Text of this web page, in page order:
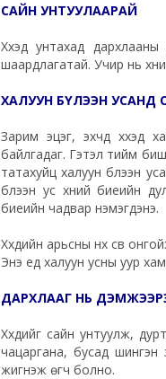
САЙН УНТУУЛААРАЙ
Хүүхэд унтахад
шаардлагатай. Учир нь
ХАЛУУН БҮЛЭЭН УСАНД
Зарим эцэг, эхчүүд
байлгадаг. Гэтэл тийм
татахуйц халуун бүлээн
бүлээн ус хүний биеийн
биеийн чадвар нэмэгдэнэ.
Хүүхдийн арьсны нүх сүв
Энэ үед халуун усны уур
ДАРХЛААГ НЬ
Хүүхдийг сайн унтуулж,
чацаргана, бусад
жигнэж өгч болно.